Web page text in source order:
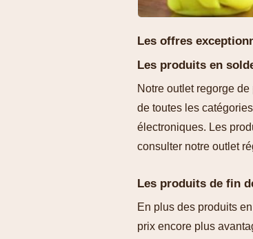
Les offres
Les produits en
Notre outlet regorge
de toutes les
électroniques. Les
consulter notre outlet
Les produits de fin
En plus des produits
prix encore plus